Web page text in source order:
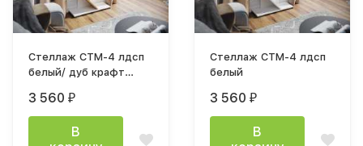
Стеллаж СТМ-4 лдсп
белый/ дуб крафт
3 560 ₽
В
Стеллаж СТМ-4 лдсп
белый
3 560 ₽
В